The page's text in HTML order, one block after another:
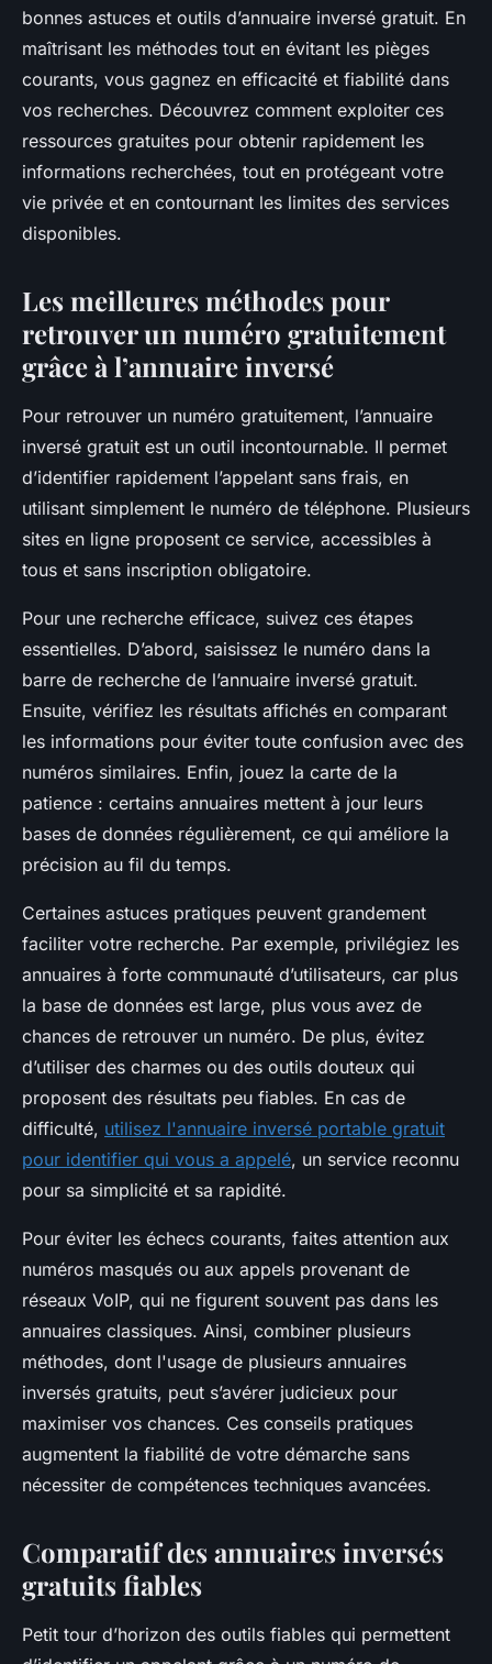
bonnes astuces et outils d’annuaire inversé gratuit. En
maîtrisant les méthodes tout en évitant les pièges
courants, vous gagnez en efficacité et fiabilité dans
vos recherches. Découvrez comment exploiter ces
ressources gratuites pour obtenir rapidement les
informations recherchées, tout en protégeant votre
vie privée et en contournant les limites des services
disponibles.
Les meilleures méthodes pour
retrouver un numéro gratuitement
grâce à l’annuaire inversé
Pour retrouver un numéro gratuitement, l’annuaire
inversé gratuit est un outil incontournable. Il permet
d’identifier rapidement l’appelant sans frais, en
utilisant simplement le numéro de téléphone. Plusieurs
sites en ligne proposent ce service, accessibles à
tous et sans inscription obligatoire.
Pour une recherche efficace, suivez ces étapes
essentielles. D’abord, saisissez le numéro dans la
barre de recherche de l’annuaire inversé gratuit.
Ensuite, vérifiez les résultats affichés en comparant
les informations pour éviter toute confusion avec des
numéros similaires. Enfin, jouez la carte de la
patience : certains annuaires mettent à jour leurs
bases de données régulièrement, ce qui améliore la
précision au fil du temps.
Certaines astuces pratiques peuvent grandement
faciliter votre recherche. Par exemple, privilégiez les
annuaires à forte communauté d’utilisateurs, car plus
la base de données est large, plus vous avez de
chances de retrouver un numéro. De plus, évitez
d’utiliser des charmes ou des outils douteux qui
proposent des résultats peu fiables. En cas de
difficulté, utilisez l'annuaire inversé portable gratuit
pour identifier qui vous a appelé, un service reconnu
pour sa simplicité et sa rapidité.
Pour éviter les échecs courants, faites attention aux
numéros masqués ou aux appels provenant de
réseaux VoIP, qui ne figurent souvent pas dans les
annuaires classiques. Ainsi, combiner plusieurs
méthodes, dont l'usage de plusieurs annuaires
inversés gratuits, peut s’avérer judicieux pour
maximiser vos chances. Ces conseils pratiques
augmentent la fiabilité de votre démarche sans
nécessiter de compétences techniques avancées.
Comparatif des annuaires inversés
gratuits fiables
Petit tour d’horizon des outils fiables qui permettent